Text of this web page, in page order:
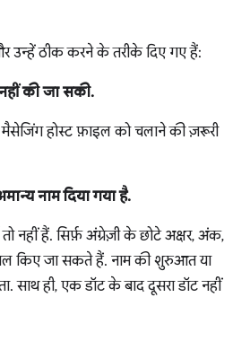
उन्हें ठीक करने के तरीके दिए गए हैं:
की जा सकी.
होस्ट फ़ाइल को चलाने की ज़रूरी
नाम दिया गया है.
नहीं हैं. सिर्फ़ अंग्रेज़ी के छोटे अक्षर, अंक,
किए जा सकते हैं. नाम की शुरुआत या
साथ ही, एक डॉट के बाद दूसरा डॉट नहीं